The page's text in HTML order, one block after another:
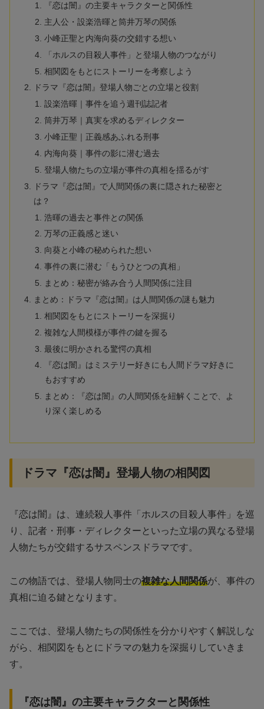
『恋は闇』の主要キャラクターと関係性
主人公・設楽浩暉と筒井万琴の関係
小峰正聖と内海向葵の交錯する想い
「ホルスの目殺人事件」と登場人物のつながり
相関図をもとにストーリーを考察しよう
ドラマ『恋は闇』登場人物ごとの立場と役割
設楽浩暉｜事件を追う週刊誌記者
筒井万琴｜真実を求めるディレクター
小峰正聖｜正義感あふれる刑事
内海向葵｜事件の影に潜む過去
登場人物たちの立場が事件の真相を揺るがす
ドラマ『恋は闇』で人間関係の裏に隠された秘密と
は？
浩暉の過去と事件との関係
万琴の正義感と迷い
向葵と小峰の秘められた想い
事件の裏に潜む「もうひとつの真相」
まとめ：秘密が絡み合う人間関係に注目
まとめ：ドラマ『恋は闇』は人間関係の謎も魅力
相関図をもとにストーリーを深掘り
複雑な人間模様が事件の鍵を握る
最後に明かされる驚愕の真相
『恋は闇』はミステリー好きにも人間ドラマ好きに
もおすすめ
まとめ：『恋は闇』の人間関係を紐解くことで、よ
り深く楽しめる
ドラマ『恋は闇』登場人物の相関図
『恋は闇』は、連続殺人事件「ホルスの目殺人事件」を巡
り、記者・刑事・ディレクターといった立場の異なる登場
人物たちが交錯するサスペンスドラマです。
この物語では、登場人物同士の複雑な人間関係が、事件の
真相に迫る鍵となります。
ここでは、登場人物たちの関係性を分かりやすく解説しな
がら、相関図をもとにドラマの魅力を深掘りしていきま
す。
『恋は闇』の主要キャラクターと関係性